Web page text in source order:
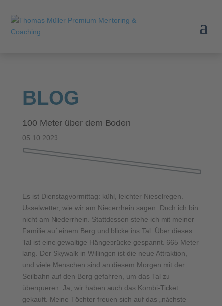
BLOG
100 Meter über dem Boden
05.10.2023
Es ist Dienstagvormittag: kühl, leichter Nieselregen.
Usselwetter, wie wir am Niederrhein sagen. Doch ich bin
nicht am Niederrhein. Stattdessen stehe ich mit meiner
Familie auf einem Berg und blicke ins Tal. Über dieses
Tal ist eine gewaltige Hängebrücke gespannt. 665 Meter
lang. Der Skywalk in Willingen ist die neue Attraktion,
und viele Menschen sind an diesem Morgen mit der
Seilbahn auf den Berg gefahren, um das Tal zu
überqueren. Ja, wir haben auch das Kombi-Ticket
gekauft. Meine Töchter freuen sich auf das „nächste